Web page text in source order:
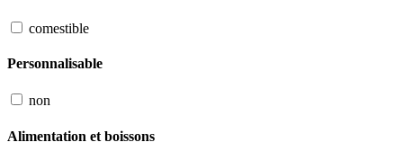
comestible
Personnalisable
non
Alimentation et boissons